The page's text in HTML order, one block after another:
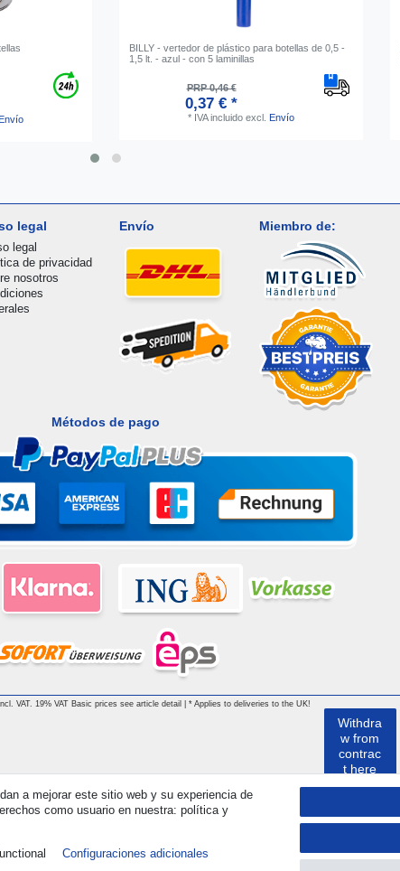
Envío
BILLY - vertedor de plástico para botellas de 0,5 -
1,5 lt. - azul - con 5 laminillas
PRP 0,46 €
0,37 € *
* IVA incluido excl. Envío
legal
legal
de privacidad
nosotros
Envío Miembro de:
Métodos de pago
VAT. 19% VAT Basic prices see article detail | * Applies to deliveries to the UK!
a mejorar este sitio web y su experiencia de
como usuario en nuestra: política y
Configuraciones adicionales
Withdra
w from
contrac
t here